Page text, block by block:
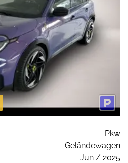
Pkw
Geländewagen
Jun / 2025